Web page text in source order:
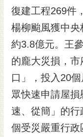
復建工程269件
楊柳颱風獲中
約3.8億元。王
的龐大災損，
口」，投入20
眾快速申請屋
速、從簡」的
個受災嚴重行